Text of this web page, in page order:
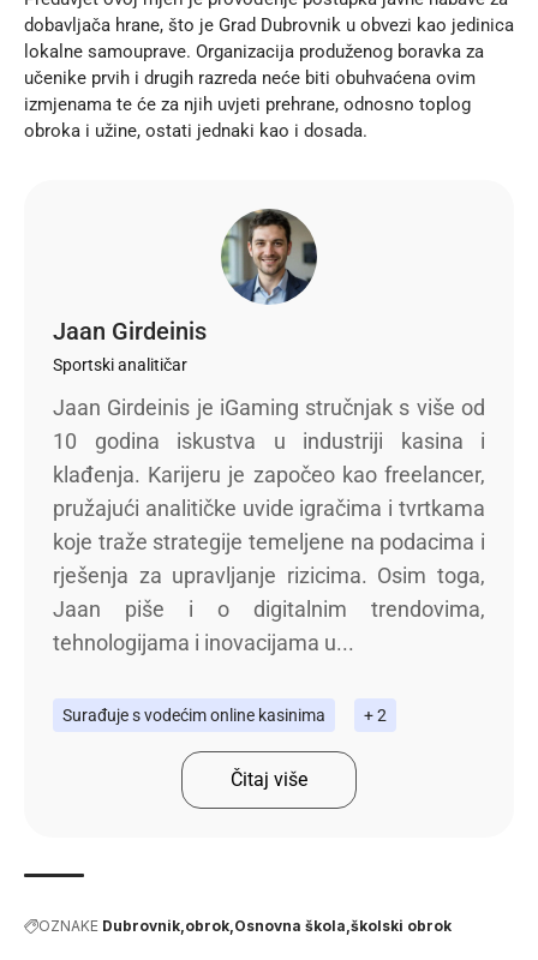
dobavljača hrane, što je Grad Dubrovnik u obvezi kao jedinica
lokalne samouprave. Organizacija produženog boravka za
učenike prvih i drugih razreda neće biti obuhvaćena ovim
izmjenama te će za njih uvjeti prehrane, odnosno toplog
obroka i užine, ostati jednaki kao i dosada.
Jaan Girdeinis
Sportski analitičar
Jaan Girdeinis je iGaming stručnjak s više od
10 godina iskustva u industriji kasina i
klađenja. Karijeru je započeo kao freelancer,
pružajući analitičke uvide igračima i tvrtkama
koje traže strategije temeljene na podacima i
rješenja za upravljanje rizicima. Osim toga,
Jaan piše i o digitalnim trendovima,
tehnologijama i inovacijama u...
Surađuje s vodećim online kasinima + 2
Čitaj više
OZNAKE Dubrovnik obrok Osnovna škola školski obrok